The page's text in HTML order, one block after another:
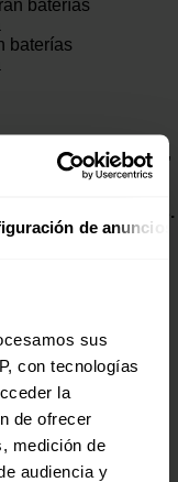
de anuncios
sus
con tecnologías
la
de ofrecer
medición de
audiencia y
baterías
Telefónica España
,
de baterías
e industrias.
la cadena de
sido
para